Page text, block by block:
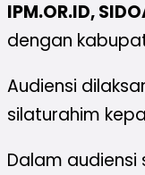
IPM.OR.ID,
dengan
Audiensi
silaturahim
Dalam audiensi